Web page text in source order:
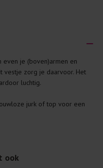
van je nieuwe kleding.
was-tips:
beschermt de
30 graden wassen is vaak
even je (boven)armen en
vestje zorg je daarvoor. Het
luchtig.
jurk of top voor een
ook